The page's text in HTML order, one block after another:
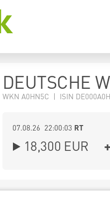
DEUTSCHE
WKN A0HN5C | ISIN
07.08.26 22:00:03 RT
18,300 EUR